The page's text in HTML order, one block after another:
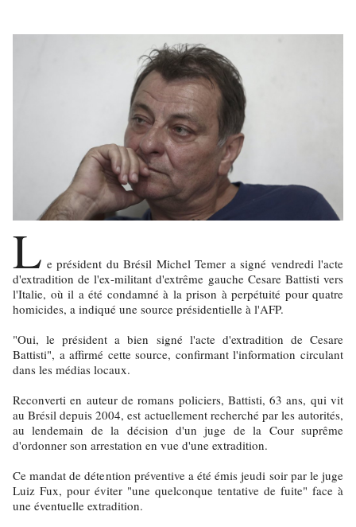
L e président du Brésil Michel Temer a signé vendredi l'acte
d'extradition de l'ex-militant d'extrême gauche Cesare Battisti vers
l'Italie, où il a été condamné à la prison à perpétuité pour quatre
homicides, a indiqué une source présidentielle à l'AFP.
"Oui, le président a bien signé l'acte d'extradition de Cesare
Battisti", a affirmé cette source, confirmant l'information circulant
dans les médias locaux.
Reconverti en auteur de romans policiers, Battisti, 63 ans, qui vit
au Brésil depuis 2004, est actuellement recherché par les autorités,
au lendemain de la décision d'un juge de la Cour suprême
d'ordonner son arrestation en vue d'une extradition.
Ce mandat de détention préventive a été émis jeudi soir par le juge
Luiz Fux, pour éviter "une quelconque tentative de fuite" face à
une éventuelle extradition.